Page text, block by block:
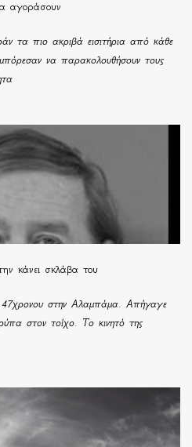
αγοράσουν
τα πιο ακριβά εισιτήρια από κάθε
να παρακολουθήσουν τους
κάνει σκλάβα του
47χρονου στην Αλαμπάμα. Απήγαγε
στον τοίχο. Το κινητό της